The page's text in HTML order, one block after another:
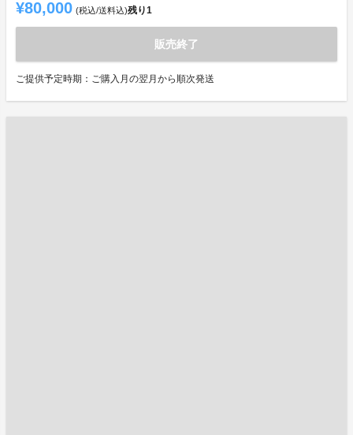
¥80,000 (税込/送料込)残り1
販売終了
ご提供予定時期：ご購入月の翌月から順次発送